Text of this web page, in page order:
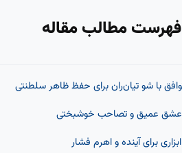
فهرست مطالب مقاله